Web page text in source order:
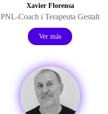
Xavier Florensa
PNL-Coach i Terapeuta Gestalt
Ver más